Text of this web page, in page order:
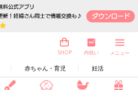
赤ちゃん・育児 妊活
SHOP 内祝い メニュー